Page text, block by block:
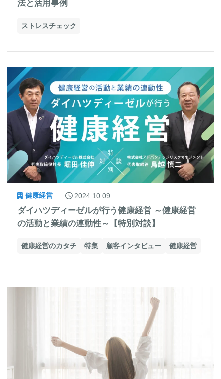
法と活用事例
ストレスチェック
健康経営 2024.10.09
ダイハツディーゼルが行う健康経営 ～健康経営
の活動と業績の連動性～【特別対談】
健康経営のカタチ 特集 顧客インタビュー 健康経営